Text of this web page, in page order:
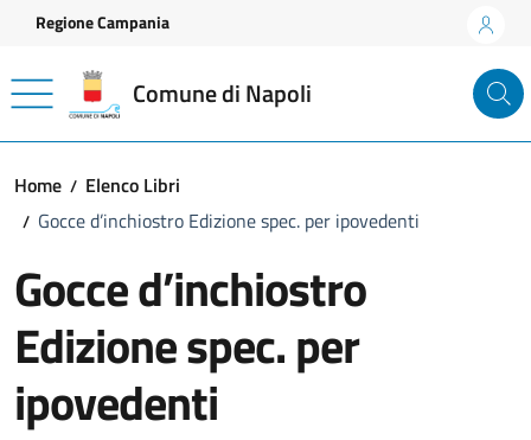
Vai ai contenuti
Vai al footer
Regione Campania
Comune di Napoli
Home
Elenco Libri
Gocce d’inchiostro Edizione spec. per ipovedenti
Gocce d’inchiostro
Edizione spec. per
ipovedenti